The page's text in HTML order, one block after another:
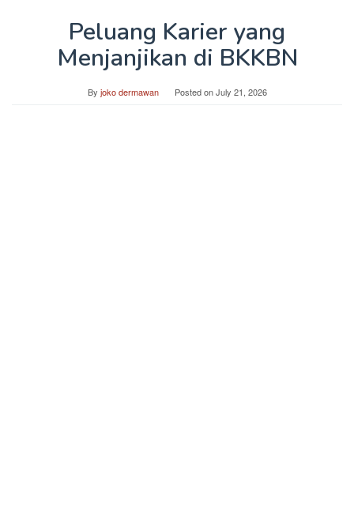
Peluang Karier yang
Menjanjikan di BKKBN
By joko dermawan Posted onJuly 21, 2026